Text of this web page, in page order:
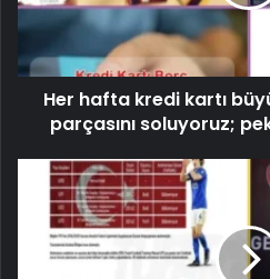
Her hafta kredi kartı
parçasını soluyoruz;